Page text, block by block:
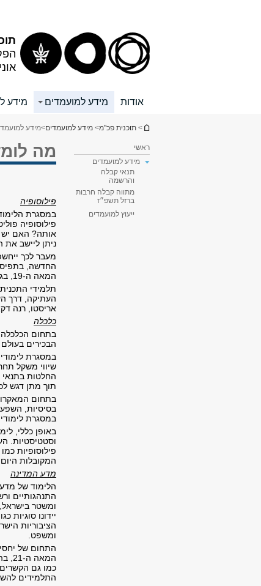
אודות מידע למועמדים מידע
הינך נמצא כאן
> תוכנית פכ"מ> מידע למועמדים>מידע
ראשי
מידע למועמדים
תנאי קבלה
והרשמה
מתווה קבלה חרבות
ברזל תשפ״ז
ייעוץ למועמדים
מה
פילוסופיה
במסגרת
פילוסופיה
אותה? האם יש
ניתן ליישב את
מעבר לכך
החדשה,
המאה ה-19, בגישה הרומנטית שרווחה בה, בהתפתחות התיאוריה הביקורתית ובקשר שבין היסטוריה, פילוסופיה, כלכלה ומדינה.
אריסטו, רנה
כלכלה
בתחום הכלכלה
הבכירים
במסגרת
שיווי משקל
החלטות בתנאי
תוך מתן דגש
בתחום המאקרו
בסיסיות,
במסגרת
באופן כללי,
וסטטיסטיות.
פילוסופיות
המקובלות
מדע המדינה
הלימוד של
התנהגותיים
ומשטר בישראל,
יידונו
הציבוריות
ומשפט.
כמו גם
התלמידים